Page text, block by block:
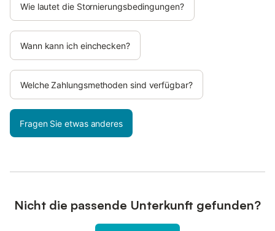
Wie lautet die Stornierungsbedingungen?
Wann kann ich einchecken?
Welche Zahlungsmethoden sind verfügbar?
Fragen Sie etwas anderes
Nicht die passende Unterkunft gefunden?